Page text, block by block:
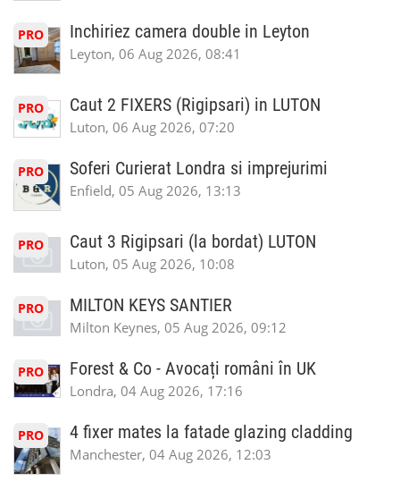
PRO Inchiriez camera double in Leyton
Leyton, 06 Aug 2026, 08:41
PRO Caut 2 FIXERS (Rigipsari) in LUTON
Luton, 06 Aug 2026, 07:20
PRO Soferi Curierat Londra si imprejurimi
Enfield, 05 Aug 2026, 13:13
PRO Caut 3 Rigipsari (la bordat) LUTON
Luton, 05 Aug 2026, 10:08
PRO MILTON KEYS SANTIER
Milton Keynes, 05 Aug 2026, 09:12
PRO Forest & Co - Avocați români în UK
Londra, 04 Aug 2026, 17:16
PRO 4 fixer mates la fatade glazing cladding
Manchester, 04 Aug 2026, 12:03